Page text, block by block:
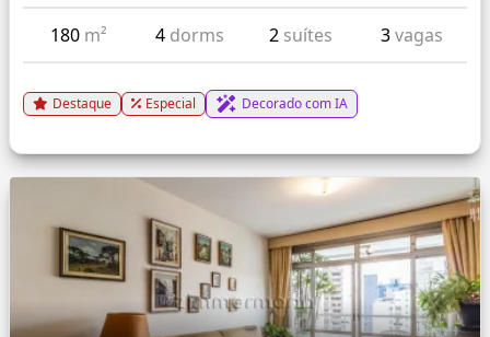
180 m² 4 dorms 2 suítes 3vagas
Destaque Especial Decorado com IA